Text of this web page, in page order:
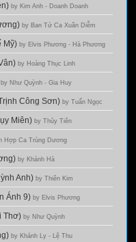
by Kim Anh - Doanh Doanh
by Ban Tứ Ca Xuân Diễm
Mỹ) by Elvis Phương - Hà Phương
by Hoàng Thục Linh
by Như Quỳnh - Gia Huy
Công Sơn) by Tuấn Ngọc
Miên) by Thủy Tiên
Hợp Ca Trùng Dương
by Khánh Hà
Anh) by Thiên Kim
Ánh 9) by Elvis Phương
Thơ) by Như Quỳnh
by Khánh Ly - Lệ Thu